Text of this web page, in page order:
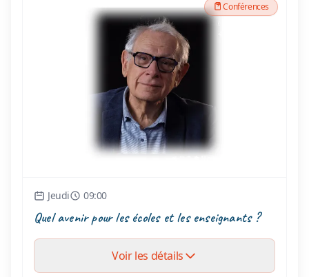
Conférences
Jeudi 09:00
Quel avenir pour les écoles et les enseignants ?
Voir les détails